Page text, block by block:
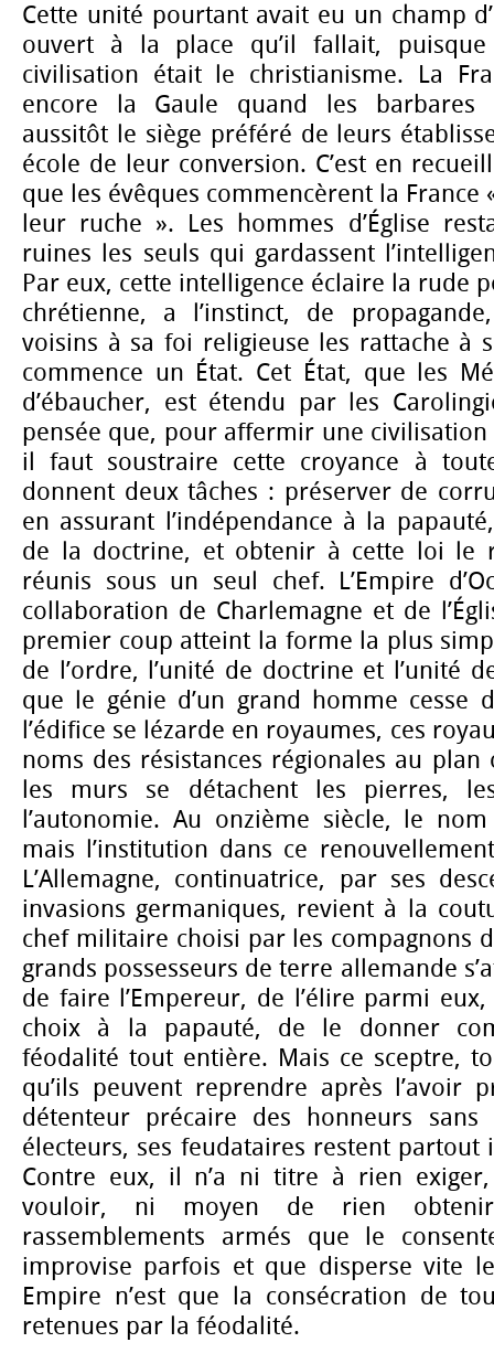
Cette unité pourtant avait eu un champ
ouvert à la place qu’il fallait,
civilisation était le christianisme. La
encore la Gaule quand les barbares
aussitôt le siège préféré de leurs
école de leur conversion. C’est en
que les évêques commencèrent la France
leur ruche ». Les hommes d’Église
ruines les seuls qui gardassent
Par eux, cette intelligence éclaire la rude
chrétienne, a l’instinct, de
voisins à sa foi religieuse les rattache à
commence un État. Cet État, que les
d’ébaucher, est étendu par les
pensée que, pour affermir une civilisation
il faut soustraire cette croyance à
donnent deux tâches : préserver de
en assurant l’indépendance à la
de la doctrine, et obtenir à cette loi le
réunis sous un seul chef. L’Empire
collaboration de Charlemagne et de
premier coup atteint la forme la plus
de l’ordre, l’unité de doctrine et l’unité
que le génie d’un grand homme cesse
l’édifice se lézarde en royaumes, ces
noms des résistances régionales au
les murs se détachent les pierres,
l’autonomie. Au onzième siècle, le
mais l’institution dans ce
L’Allemagne, continuatrice, par ses
invasions germaniques, revient à la
chef militaire choisi par les compagnons
grands possesseurs de terre allemande
de faire l’Empereur, de l’élire parmi
choix à la papauté, de le donner
féodalité tout entière. Mais ce sceptre,
qu’ils peuvent reprendre après l’avoir
détenteur précaire des honneurs sans
électeurs, ses feudataires restent partout
Contre eux, il n’a ni titre à rien
vouloir, ni moyen de rien
rassemblements armés que le
improvise parfois et que disperse vite
Empire n’est que la consécration de
retenues par la féodalité.